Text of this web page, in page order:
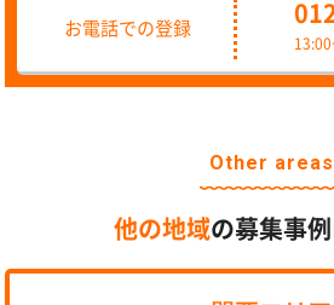
お電話での登録
Other areas
他の地域の募集事